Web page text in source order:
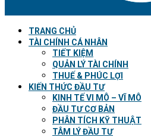
TRANG CHỦ
TÀI CHÍNH CÁ NHÂN
TIẾT KIỆM
QUẢN LÝ TÀI CHÍNH
THUẾ & PHÚC LỢI
KIẾN THỨC ĐẦU TƯ
KINH TẾ VI MÔ – VĨ MÔ
ĐẦU TƯ CƠ BẢN
PHÂN TÍCH KỸ THUẬT
TÂM LÝ ĐẦU TƯ